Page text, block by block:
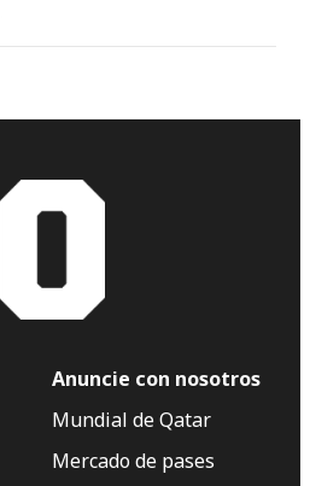
Anuncie con nosotros
Mundial de Qatar
Mercado de pases